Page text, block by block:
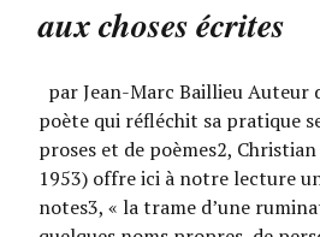
aux choses écrites
par Jean-Marc Baillieu Auteur
poète qui réfléchit sa pratique
proses et de poèmes2,
1953) offre ici à notre lecture
notes3, « la trame d’une